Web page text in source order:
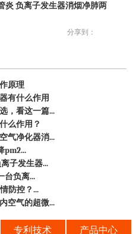
炎 负离子发生器消烟净肺两
分享到：
原理
有什么作用
，看这一篇...
么作用？
气净化器消...
pm2...
子发生器...
台负离...
防控？...
空气的超微...
专利技术 产品中心